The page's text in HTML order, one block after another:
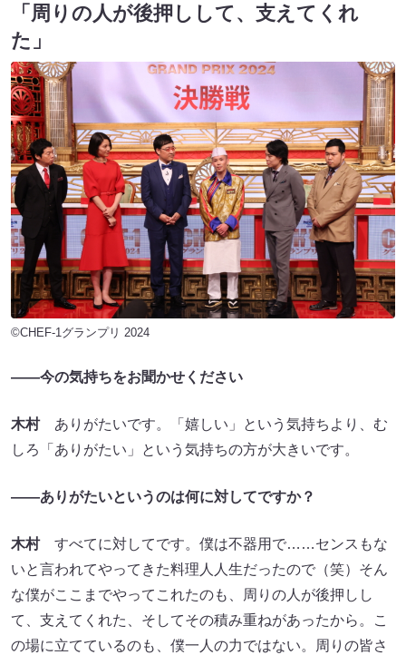
「周りの人が後押しして、支えてくれ
た」
©CHEF-1グランプリ 2024
――今の気持ちをお聞かせください
木村ありがたいです。「嬉しい」という気持ちより、む
しろ「ありがたい」という気持ちの方が大きいです。
――ありがたいというのは何に対してですか？
木村すべてに対してです。僕は不器用で……センスもな
いと言われてやってきた料理人人生だったので（笑）そん
な僕がここまでやってこれたのも、周りの人が後押しし
て、支えてくれた、そしてその積み重ねがあったから。こ
の場に立てているのも、僕一人の力ではない。周りの皆さ